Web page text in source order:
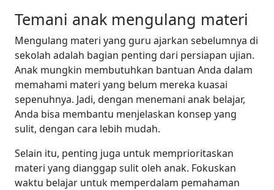
Temani anak mengulang materi
Mengulang materi yang guru ajarkan sebelumnya di
sekolah adalah bagian penting dari persiapan ujian.
Anak mungkin membutuhkan bantuan Anda dalam
memahami materi yang belum mereka kuasai
sepenuhnya. Jadi, dengan menemani anak belajar,
Anda bisa membantu menjelaskan konsep yang
sulit, dengan cara lebih mudah.
Selain itu, penting juga untuk memprioritaskan
materi yang dianggap sulit oleh anak. Fokuskan
waktu belajar untuk memperdalam pemahaman